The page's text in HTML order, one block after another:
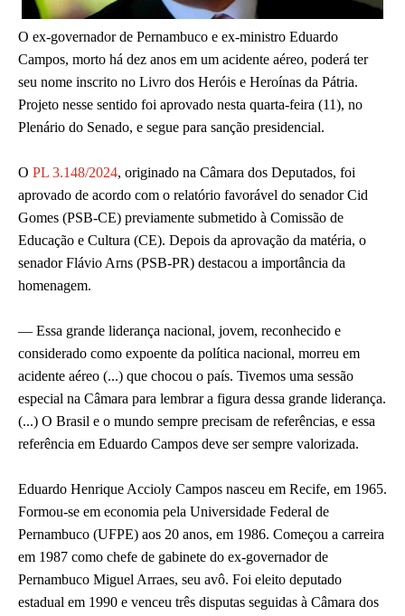
O ex-governador de Pernambuco e ex-ministro Eduardo
Campos, morto há dez anos em um acidente aéreo, poderá ter
seu nome inscrito no Livro dos Heróis e Heroínas da Pátria.
Projeto nesse sentido foi aprovado nesta quarta-feira (11), no
Plenário do Senado, e segue para sanção presidencial.
O PL 3.148/2024, originado na Câmara dos Deputados, foi
aprovado de acordo com o relatório favorável do senador Cid
Gomes (PSB-CE) previamente submetido à Comissão de
Educação e Cultura (CE). Depois da aprovação da matéria, o
senador Flávio Arns (PSB-PR) destacou a importância da
homenagem.
— Essa grande liderança nacional, jovem, reconhecido e
considerado como expoente da política nacional, morreu em
acidente aéreo (...) que chocou o país. Tivemos uma sessão
especial na Câmara para lembrar a figura dessa grande liderança.
(...) O Brasil e o mundo sempre precisam de referências, e essa
referência em Eduardo Campos deve ser sempre valorizada.
Eduardo Henrique Accioly Campos nasceu em Recife, em 1965.
Formou-se em economia pela Universidade Federal de
Pernambuco (UFPE) aos 20 anos, em 1986. Começou a carreira
em 1987 como chefe de gabinete do ex-governador de
Pernambuco Miguel Arraes, seu avô. Foi eleito deputado
estadual em 1990 e venceu três disputas seguidas à Câmara dos